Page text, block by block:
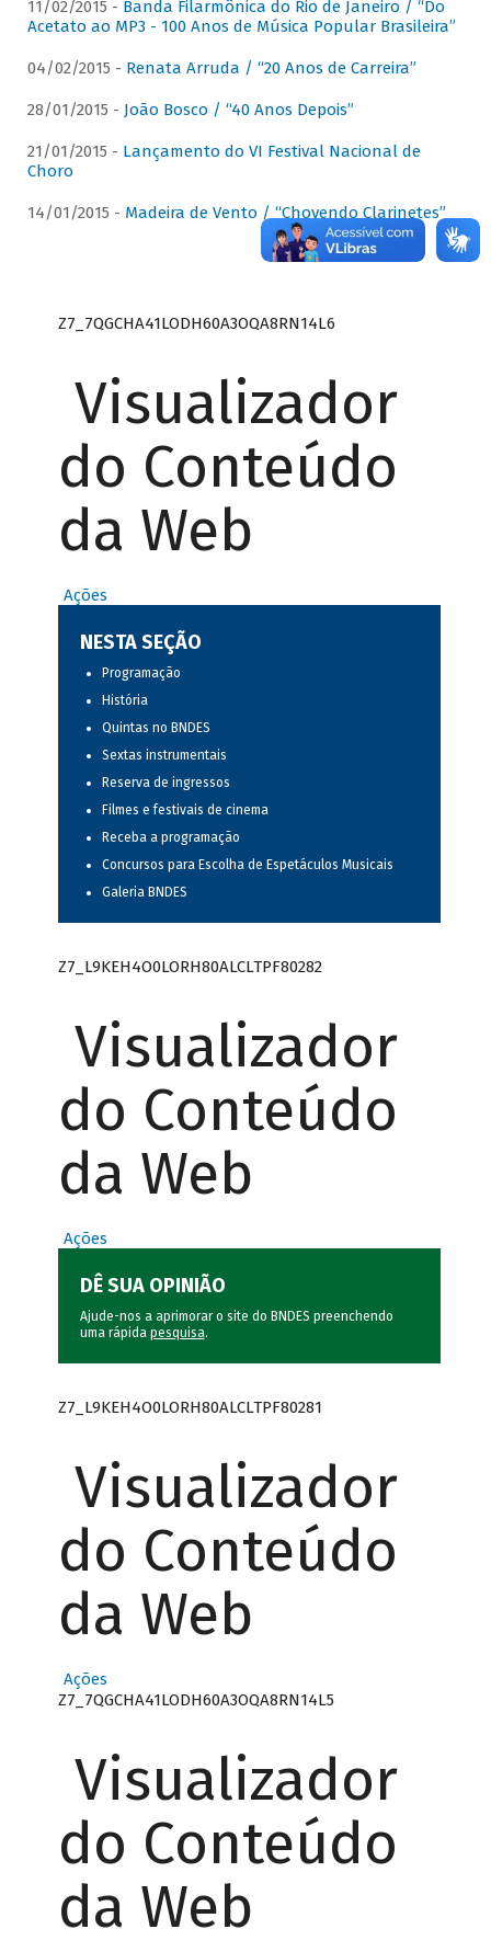
11/02/2015 - Banda Filarmônica do Rio de Janeiro / “Do
Acetato ao MP3 - 100 Anos de Música Popular Brasileira”
04/02/2015 - Renata Arruda / “20 Anos de Carreira”
28/01/2015 - João Bosco / “40 Anos Depois”
21/01/2015 - Lançamento do VI Festival Nacional de
Choro
14/01/2015 - Madeira de Vento / “Chovendo Clarinetes”
Z7_7QGCHA41LODH60A3OQA8RN14L6
Visualizador
do Conteúdo
da Web
Ações
NESTA SEÇÃO
Programação
História
Quintas no BNDES
Sextas instrumentais
Reserva de ingressos
Filmes e festivais de cinema
Receba a programação
Concursos para Escolha de Espetáculos Musicais
Galeria BNDES
Z7_L9KEH4O0LORH80ALCLTPF80282
Visualizador
do Conteúdo
da Web
Ações
DÊ SUA OPINIÃO
Ajude-nos a aprimorar o site do BNDES preenchendo
uma rápida pesquisa.
Z7_L9KEH4O0LORH80ALCLTPF80281
Visualizador
do Conteúdo
da Web
Ações
Z7_7QGCHA41LODH60A3OQA8RN14L5
Visualizador
do Conteúdo
da Web